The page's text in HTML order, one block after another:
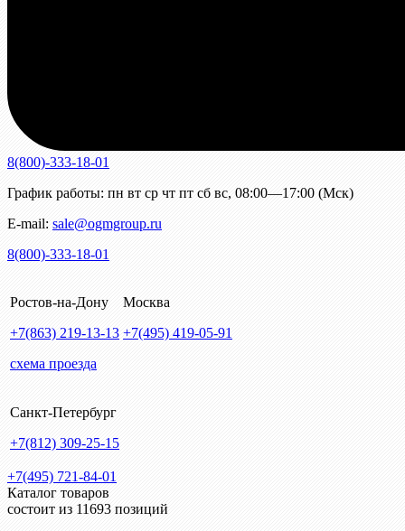
8(800)-333-18-01
График работы: пн вт ср чт пт сб вс, 08:00—17:00 (Мск)
E-mail: sale@ogmgroup.ru
8(800)-333-18-01
Ростов-на-Дону
+7(863) 219-13-13
схема проезда
Москва
+7(495) 419-05-91
Санкт-Петербург
+7(812) 309-25-15
+7(495) 721-84-01
Каталог товаров
состоит из 11693 позиций